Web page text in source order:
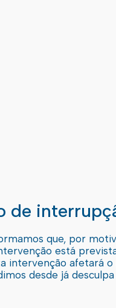
de
que, por
está
intervenção afetará
desde já